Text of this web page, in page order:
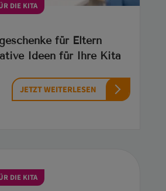
DIE KITA
für Eltern
Ideen für Ihre Kita
JETZT WEITERLESEN
DIE KITA